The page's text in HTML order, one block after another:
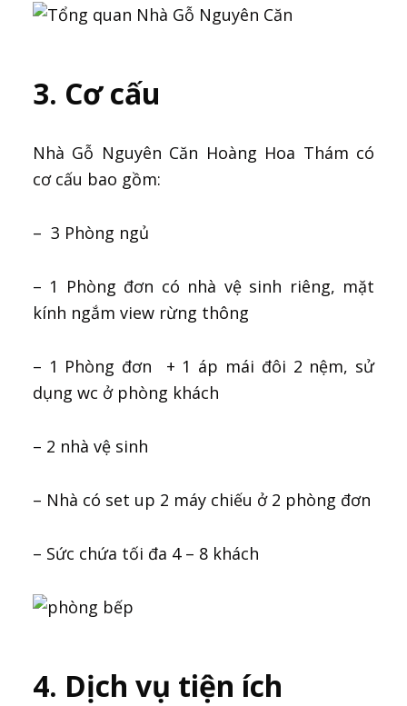
3. Cơ cấu
Nhà Gỗ Nguyên Căn Hoàng Hoa Thám có
cơ cấu bao gồm:
– 3 Phòng ngủ
– 1 Phòng đơn có nhà vệ sinh riêng, mặt
kính ngắm view rừng thông
– 1 Phòng đơn + 1 áp mái đôi 2 nệm, sử
dụng wc ở phòng khách
– 2 nhà vệ sinh
– Nhà có set up 2 máy chiếu ở 2 phòng đơn
– Sức chứa tối đa 4 – 8 khách
4. Dịch vụ tiện ích